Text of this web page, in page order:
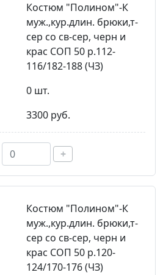
Костюм "Полином"-К
муж.,кур.длин. брюки,т-
сер со св-сер, черн и
крас СОП 50 р.112-
116/182-188 (ЧЗ)
0 шт.
3300 руб.
+
Костюм "Полином"-К
муж.,кур.длин. брюки,т-
сер со св-сер, черн и
крас СОП 50 р.120-
124/170-176 (ЧЗ)